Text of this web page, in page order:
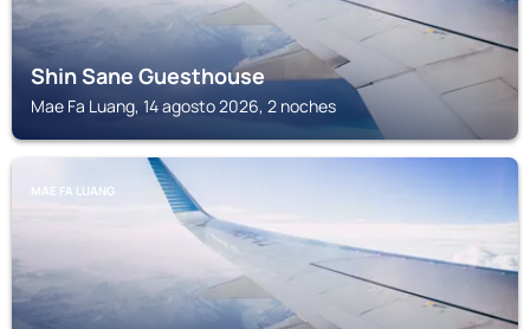
Shin Sane Guesthouse
Mae Fa Luang, 14 agosto 2026, 2 noches
MAE FA LUANG